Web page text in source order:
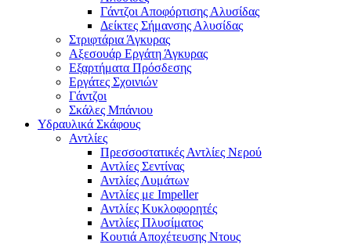
Γάντζοι Αποφόρτισης Αλυσίδας
Δείκτες Σήμανσης Αλυσίδας
Στριφτάρια Άγκυρας
Αξεσουάρ Εργάτη Άγκυρας
Εξαρτήματα Πρόσδεσης
Εργάτες Σχοινιών
Γάντζοι
Σκάλες Μπάνιου
Υδραυλικά Σκάφους
Αντλίες
Πρεσσοστατικές Αντλίες Νερού
Αντλίες Σεντίνας
Αντλίες Λυμάτων
Αντλίες με Impeller
Αντλίες Κυκλοφορητές
Αντλίες Πλυσίματος
Κουτιά Αποχέτευσης Ντους